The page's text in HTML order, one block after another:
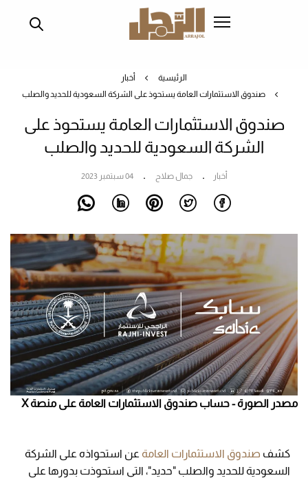
الرئيسية
أخبار
صندوق الاستثمارات العامة يستحوذ على الشركة السعودية للحديد والصلب
صندوق الاستثمارات العامة يستحوذ على
الشركة السعودية للحديد والصلب
أخبار جمال صلاح 04 سبتمبر 2023
مصدر الصورة - حساب صندوق الاستثمارات العامة على منصة X
كشف صندوق الاستثمارات العامة عن استحواذه على الشركة
السعودية للحديد والصلب "حديد"، التي استحوذت بدورها على